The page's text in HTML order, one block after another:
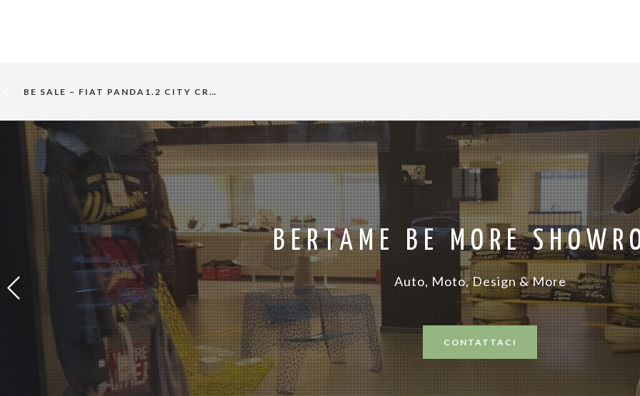
BE SALE – FIAT PANDA1.2 CITY CROSS
BERTAME BE MORE
Auto, Moto, Design & More
CONTATTACI